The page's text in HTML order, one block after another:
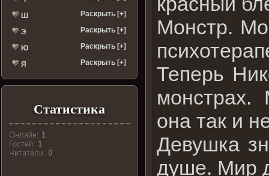
Ш Раскрыть [+]
Э Раскрыть [+]
Ю Раскрыть [+]
Я Раскрыть [+]
Статистика
Онлайн: 1
Гостей: 1
Читатели:0
Монстр.
Теперь
монстрах.
она так и
Девушка
душе. Мир